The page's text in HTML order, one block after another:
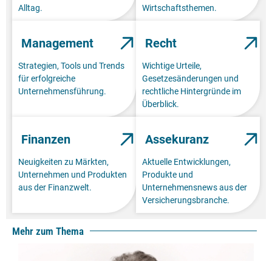
Alltag. Wirtschaftsthemen.
Management
Strategien, Tools und Trends
für erfolgreiche
Unternehmensführung.
Recht
Wichtige Urteile,
Gesetzesänderungen und
rechtliche Hintergründe im
Überblick.
Finanzen
Neuigkeiten zu Märkten,
Unternehmen und Produkten
aus der Finanzwelt.
Assekuranz
Aktuelle Entwicklungen,
Produkte und
Unternehmensnews aus der
Versicherungsbranche.
Mehr zum Thema